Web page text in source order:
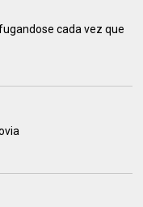
cada vez que